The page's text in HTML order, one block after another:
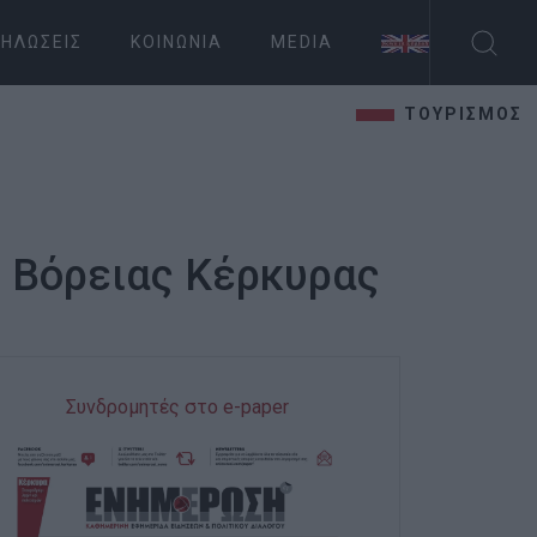
ΚΟΙΝΩΝΊΑ MEDIA
ΤΟΥΡΙΣΜΟΣ
Κέρκυρας
Συνδρομητές στο e-paper